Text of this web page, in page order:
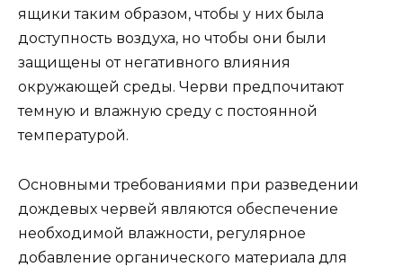
ящики таким образом, чтобы у них была
доступность воздуха, но чтобы они были
защищены от негативного влияния
окружающей среды. Черви предпочитают
темную и влажную среду с постоянной
температурой.
Основными требованиями при разведении
дождевых червей являются обеспечение
необходимой влажности, регулярное
добавление органического материала для